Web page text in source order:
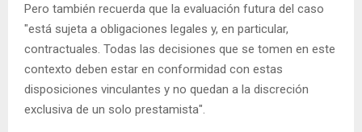
Pero también recuerda que la evaluación futura del caso
"está sujeta a obligaciones legales y, en particular,
contractuales. Todas las decisiones que se tomen en este
contexto deben estar en conformidad con estas
disposiciones vinculantes y no quedan a la discreción
exclusiva de un solo prestamista".